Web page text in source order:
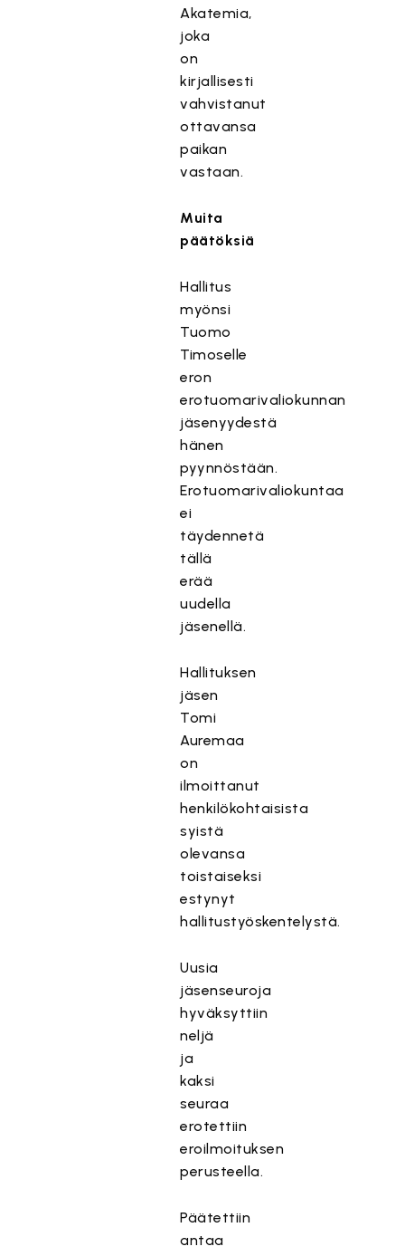
Akatemia,
joka
on
kirjallisesti
vahvistanut
ottavansa
paikan
vastaan.
Muita
päätöksiä
Hallitus
myönsi
Tuomo
Timoselle
eron
erotuomarivaliokunnan
jäsenyydestä
hänen
pyynnöstään.
Erotuomarivaliokuntaa
ei
täydennetä
tällä
erää
uudella
jäsenellä.
Hallituksen
jäsen
Tomi
Auremaa
on
ilmoittanut
henkilökohtaisista
syistä
olevansa
toistaiseksi
estynyt
hallitustyöskentelystä.
Uusia
jäsenseuroja
hyväksyttiin
neljä
ja
kaksi
seuraa
erotettiin
eroilmoituksen
perusteella.
Päätettiin
antaa